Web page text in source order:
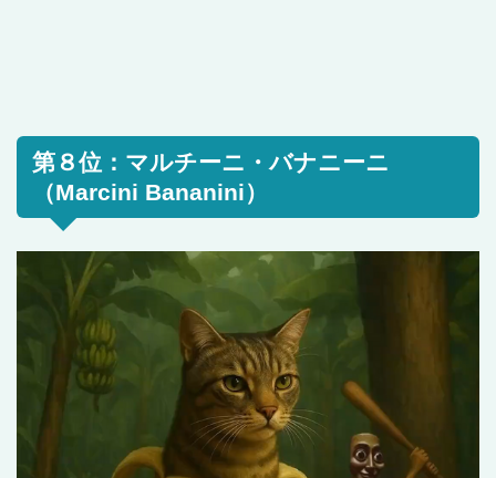
第８位：マルチーニ・バナニーニ
（Marcini Bananini）